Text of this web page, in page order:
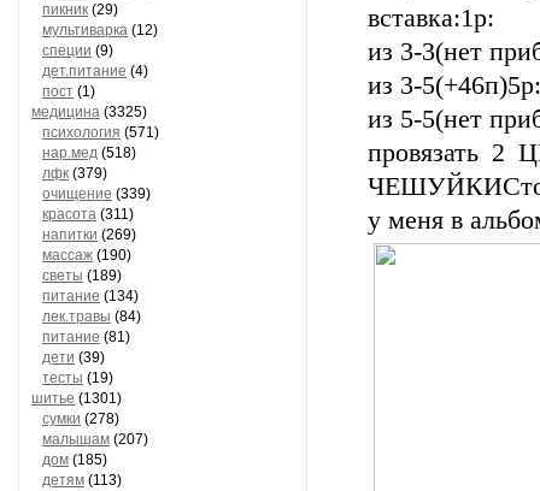
пикник (29)
мультиварка (12)
специи (9)
дет.питание (4)
пост (1)
медицина (3325)
психология (571)
нар.мед (518)
лфк (379)
очищение (339)
красота (311)
напитки (269)
массаж (190)
светы (189)
питание (134)
лек.травы (84)
питание (81)
дети (39)
тесты (19)
шитье (1301)
сумки (278)
малышам (207)
дом (185)
детям (113)
вставка:1р:
из 3-3(нет
из 3-5(+46п)5р:
из 5-5(нет
провязать 2
у меня в